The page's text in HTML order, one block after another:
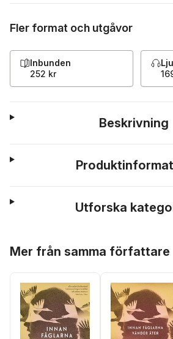
Fler format och utgåvor
Inbunden
252 kr
Beskrivning
Utforska
Mer från samma författare